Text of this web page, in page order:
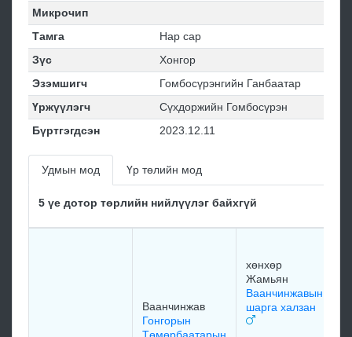
Микрочип
Тамга
Нар сар
Зүс
Хонгор
Эзэмшигч
Гомбосүрэнгийн Ганбаатар
Үржүүлэгч
Сүхдоржийн Гомбосүрэн
Бүртгэгдсэн
2023.12.11
Удмын мод Үр төлийн мод
5 үе дотор төрлийн нийлүүлэг байхгүй
Ваанчинжав
Гонгорын
Төмөрбаатарын
хөнхөр
Жамьян
Ваанчинжавын
шарга халзан